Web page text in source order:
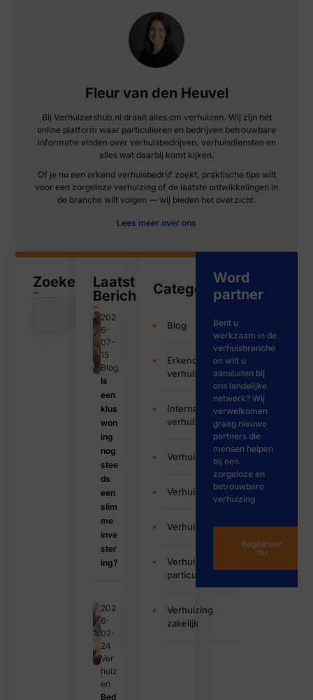
Fleur van den Heuvel
Bij Verhuizershub.nl draait alles om verhuizen. Wij zijn hét
online platform waar particulieren en bedrijven betrouwbare
informatie vinden over verhuisbedrijven, verhuisdiensten en
alles wat daarbij komt kijken.
Of je nu een erkend verhuisbedrijf zoekt, praktische tips wilt
voor een zorgeloze verhuizing of de laatste ontwikkelingen in
de branche wilt volgen — wij bieden het overzicht.
Lees meer over ons
Zoeken
Laatste
Bericht
202
6-
07-
15
Blog
Is
een
klus
won
ing
nog
stee
ds
een
slim
me
inve
ster
ing?
202
6-
02-
24
Ver
huiz
en
Bed
Categorieën
Blog
Erkende
verhuizers
Internationale
verhuizing
Verhuisbedrijf
Verhuisservice
Verhuizen
Verhuizing
particulier
Verhuizing
zakelijk
Word
partner
Bent u
werkzaam in de
verhuisbranche
en wilt u
aansluiten bij
ons landelijke
netwerk? Wij
verwelkomen
graag nieuwe
partners die
mensen helpen
bij een
zorgeloze en
betrouwbare
verhuizing.
Registreer
nu